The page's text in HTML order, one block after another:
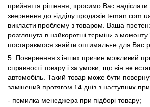
прийняття рішення, просимо Вас
звернення до відділу продажів
викласти проблему з товаром. Ваша
розглянута в найкоротші терміни з
постараємося знайти оптимальне для Вас
5. Повернення з інших причин можливий
справності товару і за умови, що він не
автомобіль. Такий товар може бути
замінений протягом 14 днів з наступних
- помилка менеджера при підборі товару;